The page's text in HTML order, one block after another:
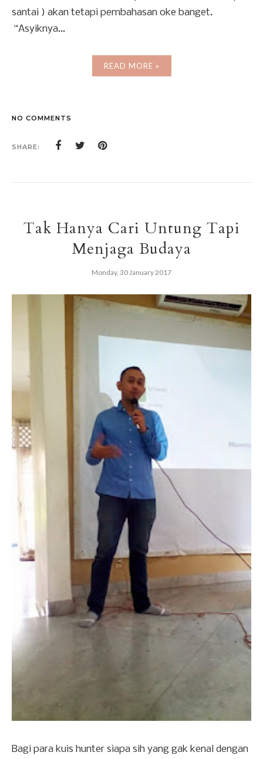
santai ) akan tetapi pembahasan oke banget.
“Asyiknya...
READ MORE »
NO COMMENTS
SHARE:
Tak Hanya Cari Untung Tapi
Menjaga Budaya
Monday, 30 January 2017
Bagi para kuis hunter siapa sih yang gak kenal dengan